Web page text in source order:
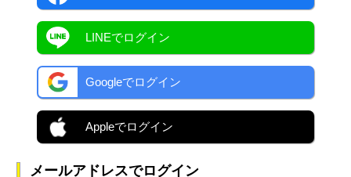
LINEでログイン
Googleでログイン
Appleでログイン
メールアドレスでログイン